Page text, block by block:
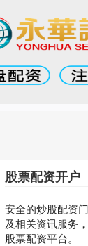
股票配资开户
安全的炒股配资
及相关资讯服务
股票配资平台。